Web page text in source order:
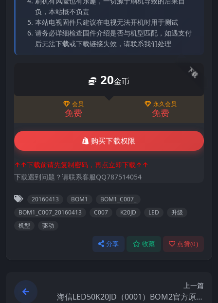
负，本站概不负责
本站电视固件只建议在电视无法开机时用于测试
请务必详细检查固件介绍是否与机型匹配，如遇支付
后无法下载或下载链接失效，请联系我们处理
下载
20金币
会员
免费
永久会员
免费
购买下载权限
↑↑下载前请先复制密码，再点立即下载↑↑
下载遇到问题？请联系客服QQ787514054
20160413 BOM1
BOM1_C007_
BOM1_C007_20160413
C007 K20JD LED
升级
机型
驱动
分享 收藏 点赞(0)
上一篇
海信LED50K20JD（0001）BOM2官方原厂